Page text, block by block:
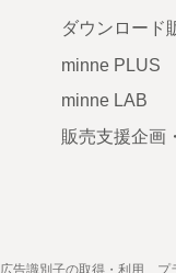
ダウンロード
minne PLUS
minne LAB
販売支援企画
広告識別子の取得・利用 プ